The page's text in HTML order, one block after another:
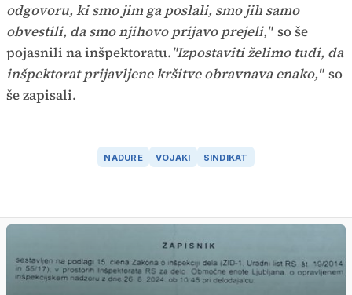
odgovoru, ki smo jim ga poslali, smo jih samo
obvestili, da smo njihovo prijavo prejeli," so še
pojasnili na inšpektoratu."Izpostaviti želimo tudi, da
inšpektorat prijavljene kršitve obravnava enako," so
še zapisali.
NADURE VOJAKI SINDIKAT